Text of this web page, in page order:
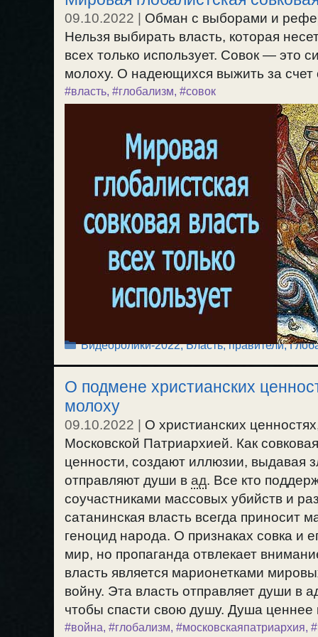
09.10.2022
Обман с выборами и
Нельзя выбирать власть, которая
всех только использует. Совок — это
молоху. О надеющихся выжить за счет
#власть, #глобализм, #совок
Рубрики
Видеоролики-2022,Власть, правители,
О подмене христианских
молоху
09.10.2022
О христианских
Московской Патриархией. Как
ценности, создают иллюзии, выдавая
отправляют души в ад. Все кто
соучастниками массовых убийств и
сатанинская власть всегда приносит
геноцид народа. О признаках совка и
мир, но пропаганда отвлекает
власть является марионетками
войну. Эта власть отправляет души в
чтобы спасти свою душу. Душа ценнее
#война, #глобализм, #московскаяпатриархия,